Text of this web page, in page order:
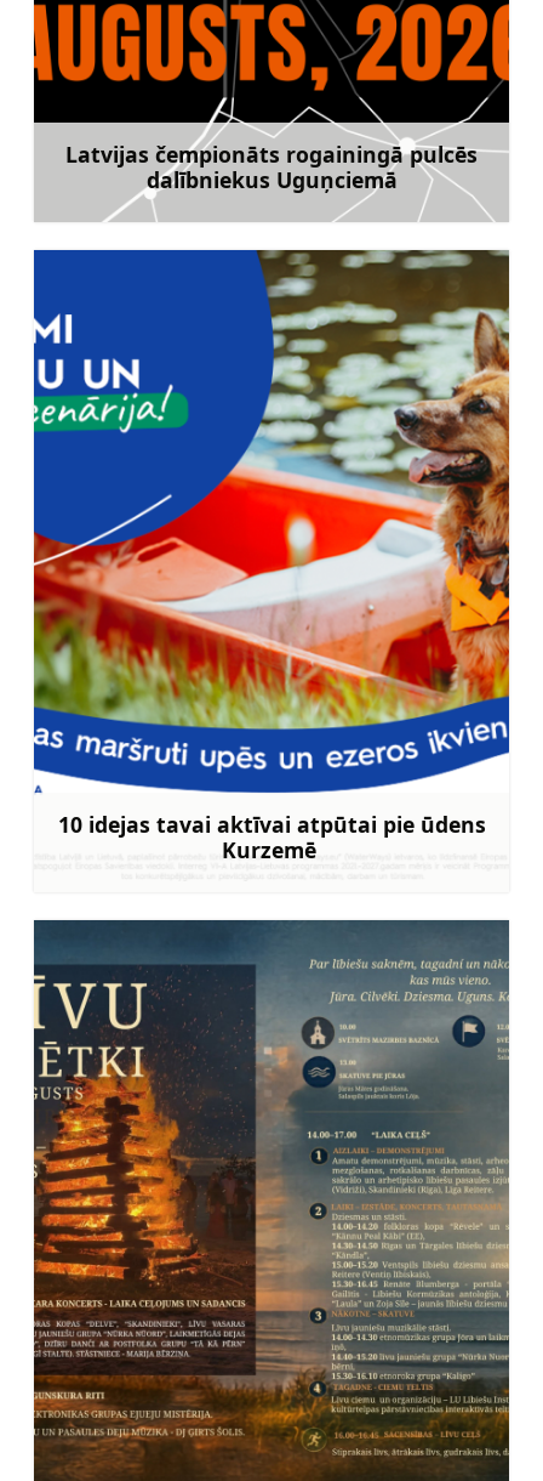
Latvijas čempionāts rogainingā pulcēs
dalībniekus Uguņciemā
Uzzināt vairāk
10 idejas tavai aktīvai atpūtai pie ūdens
Kurzemē